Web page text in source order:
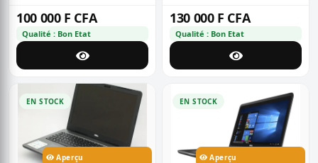
100 000 F CFA
Qualité : Bon Etat
130 000 F CFA
Qualité : Bon Etat
EN STOCK
Aperçu
EN STOCK
Aperçu